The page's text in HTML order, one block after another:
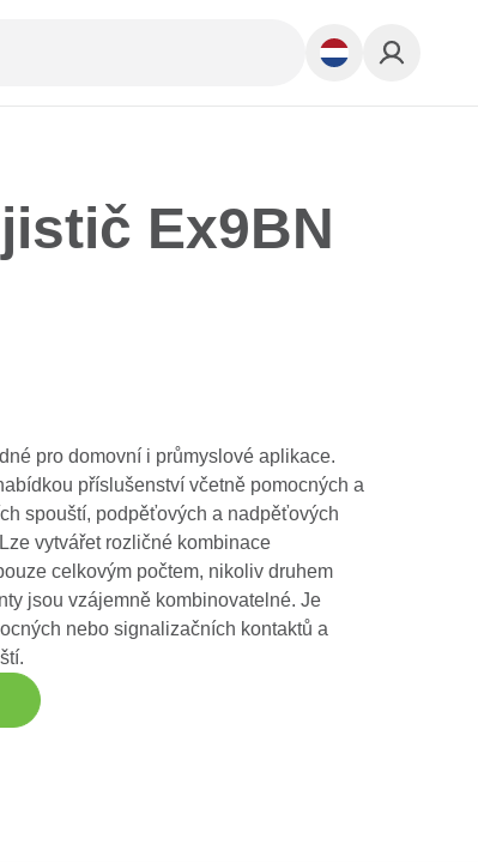
Ex9BN
pro domovní i průmyslové aplikace.
příslušenství včetně pomocných a
spouští, podpěťových a nadpěťových
vytvářet rozličné kombinace
celkovým počtem, nikoliv druhem
jsou vzájemně kombinovatelné. Je
nebo signalizačních kontaktů a